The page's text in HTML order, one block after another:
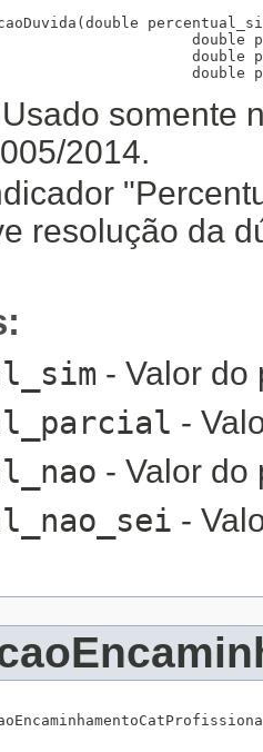
double
double
double
Usado somente
2014.
resolução da
- Valor do
-
- Valor do
-